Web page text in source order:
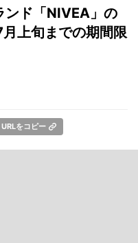
ンド「NIVEA」の
上旬までの期間限
URLをコピー